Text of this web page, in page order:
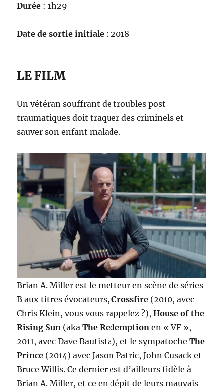
Durée : 1h29
Date de sortie initiale : 2018
LE FILM
Un vétéran souffrant de troubles post-
traumatiques doit traquer des criminels et
sauver son enfant malade.
Brian A. Miller est le metteur en scène de séries
B aux titres évocateurs,Crossfire (2010, avec
Chris Klein, vous vous rappelez ?),House of the
Rising Sun (akaThe Redemption en « VF »,
2011, avec Dave Bautista), et le sympatocheThe
Prince (2014) avec Jason Patric, John Cusack et
Bruce Willis. Ce dernier est d’ailleurs fidèle à
Brian A. Miller, et ce en dépit de leurs mauvais